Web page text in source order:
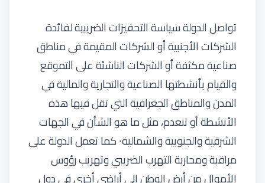
تواصل الدولة سياسة التحفيزات الضريبية لفائدة
الشركات الأجنبية أو الشركات المقيمة في مناطق
صناعية مكثفة أو الشركات الناشئة على التموقع
والقيام بأنشطتها الصناعية والتجارية والمالية في
المدن والمناطق الجغرافية التي تقل فيها هذه
الأنشطة أو تنعدم، مثل ما هو الشأن في الجهات
الشرقية والجنوبية والشمالية⸱ كما تعمل الدولة على
مراقبة ومحاربة التهرب الضريبي وتهريب رؤوس
الأموال من أرض الوطن إلى أراضي أخرى في دول